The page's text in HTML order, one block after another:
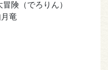
険（でろりん）
竜